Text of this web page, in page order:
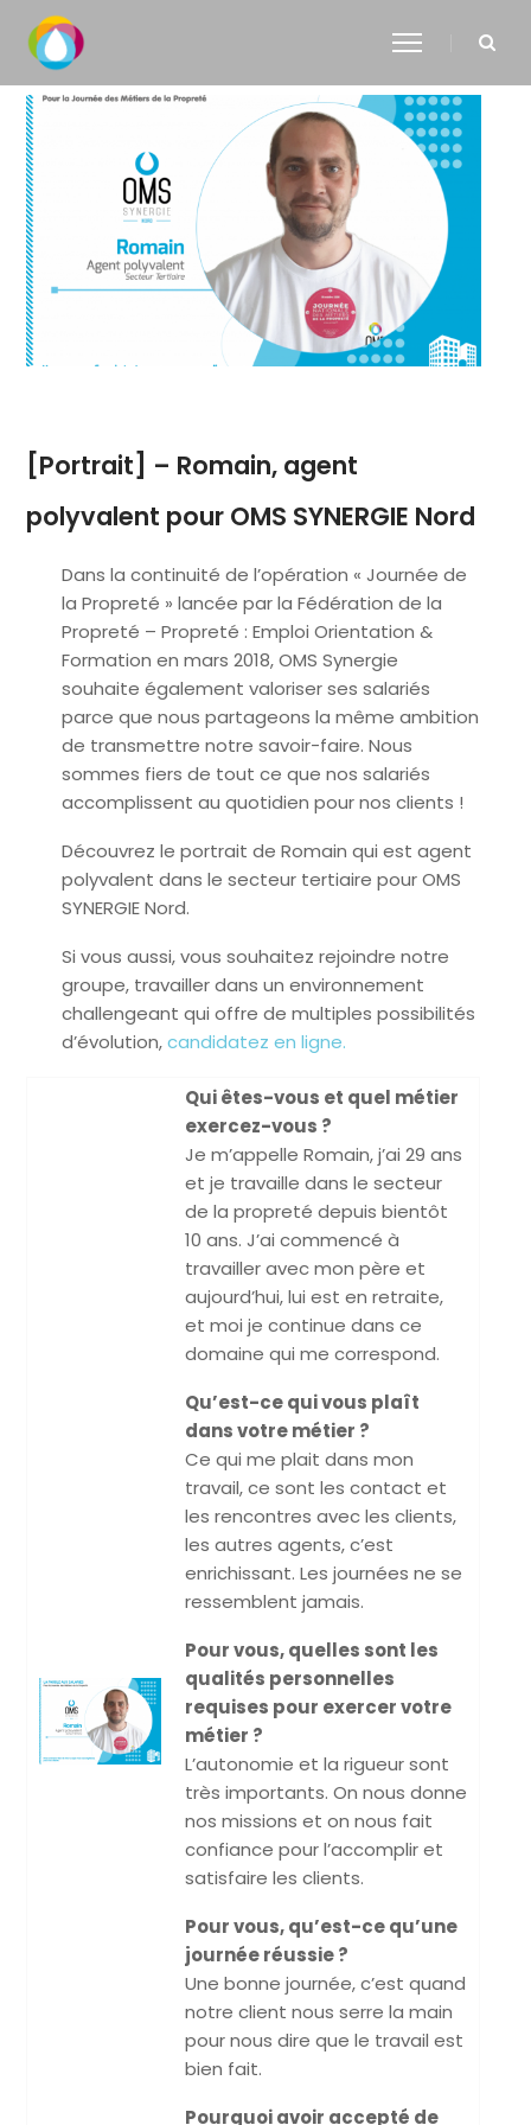
[Portrait] – Romain, agent
polyvalent pour OMS SYNERGIE Nord
Dans la continuité de l’opération « Journée de
la Propreté » lancée par la Fédération de la
Propreté – Propreté : Emploi Orientation &
Formation en mars 2018, OMS Synergie
souhaite également valoriser ses salariés
parce que nous partageons la même ambition
de transmettre notre savoir-faire. Nous
sommes fiers de tout ce que nos salariés
accomplissent au quotidien pour nos clients !
Découvrez le portrait de Romain qui est agent
polyvalent dans le secteur tertiaire pour OMS
SYNERGIE Nord.
Si vous aussi, vous souhaitez rejoindre notre
groupe, travailler dans un environnement
challengeant qui offre de multiples possibilités
d’évolution,candidatez en ligne.
Qui êtes-vous et quel métier
exercez-vous ?
Je m’appelle Romain, j’ai 29 ans
et je travaille dans le secteur
de la propreté depuis bientôt
10 ans. J’ai commencé à
travailler avec mon père et
aujourd’hui, lui est en retraite,
et moi je continue dans ce
domaine qui me correspond.
Qu’est-ce qui vous plaît
dans votre métier ?
Ce qui me plait dans mon
travail, ce sont les contact et
les rencontres avec les clients,
les autres agents, c’est
enrichissant. Les journées ne se
ressemblent jamais.
Pour vous, quelles sont les
qualités personnelles
requises pour exercer votre
métier ?
L’autonomie et la rigueur sont
très importants. On nous donne
nos missions et on nous fait
confiance pour l’accomplir et
satisfaire les clients.
Pour vous, qu’est-ce qu’une
journée réussie ?
Une bonne journée, c’est quand
notre client nous serre la main
pour nous dire que le travail est
bien fait.
Pourquoi avoir accepté de